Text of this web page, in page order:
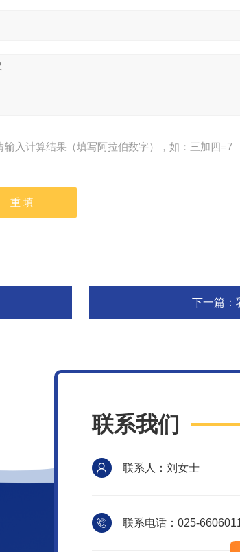
输入计算结果（填写阿拉伯数字），如：三加四=7
下一篇：
联系我们
联系人：刘女士
联系电话：025-